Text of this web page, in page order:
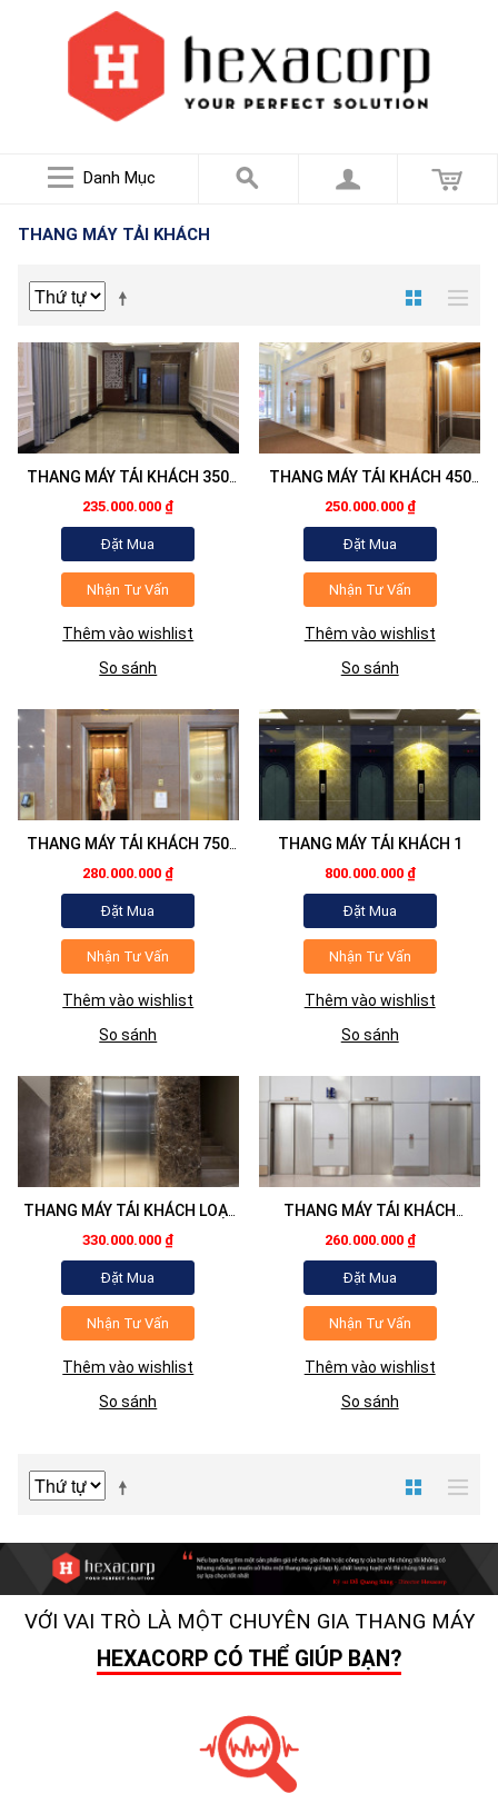
Danh Mục
THANG MÁY TẢI KHÁCH
THANG MÁY TẢI KHÁCH 350
KG
235.000.000 ₫
Đặt Mua
Nhận Tư Vấn
Thêm vào wishlist
So sánh
THANG MÁY TẢI KHÁCH 450
KG
250.000.000 ₫
Đặt Mua
Nhận Tư Vấn
Thêm vào wishlist
So sánh
THANG MÁY TẢI KHÁCH 750
KG
280.000.000 ₫
Đặt Mua
Nhận Tư Vấn
Thêm vào wishlist
So sánh
THANG MÁY TẢI KHÁCH 1
800.000.000 ₫
Đặt Mua
Nhận Tư Vấn
Thêm vào wishlist
So sánh
THANG MÁY TẢI KHÁCH LOẠI
2
330.000.000 ₫
Đặt Mua
Nhận Tư Vấn
Thêm vào wishlist
So sánh
THANG MÁY TẢI KHÁCH
630KG
260.000.000 ₫
Đặt Mua
Nhận Tư Vấn
Thêm vào wishlist
So sánh
VỚI VAI TRÒ LÀ MỘT CHUYÊN GIA THANG MÁY
HEXACORP CÓ THỂ GIÚP BẠN?